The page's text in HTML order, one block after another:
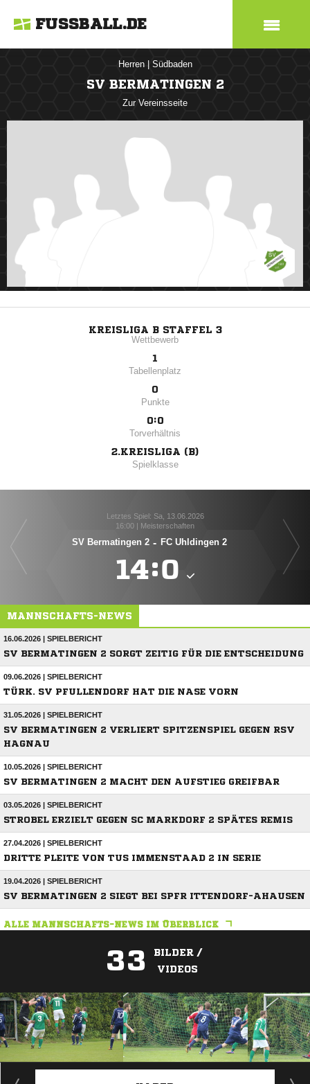
FUSSBALL.DE
Herren Südbaden
SV BERMATINGEN 2
Zur Vereinsseite
KREISLIGA B STAFFEL 3
Wettbewerb
1
Tabellenplatz
0
Punkte
0:0
Torverhältnis
2.KREISLIGA (B)
Spielklasse
Letztes Spiel: Sa, 13.06.2026
16:00 | Meisterschaften
SV Bermatingen 2 - FC Uhldingen 2
:
MANNSCHAFTS-NEWS
16.06.2026 | SPIELBERICHT
SV BERMATINGEN 2 SORGT ZEITIG FÜR DIE ENTSCHEIDUNG
09.06.2026 | SPIELBERICHT
TÜRK. SV PFULLENDORF HAT DIE NASE VORN
31.05.2026 | SPIELBERICHT
SV BERMATINGEN 2 VERLIERT SPITZENSPIEL GEGEN RSV
HAGNAU
10.05.2026 | SPIELBERICHT
SV BERMATINGEN 2 MACHT DEN AUFSTIEG GREIFBAR
03.05.2026 | SPIELBERICHT
STROBEL ERZIELT GEGEN SC MARKDORF 2 SPÄTES REMIS
27.04.2026 | SPIELBERICHT
DRITTE PLEITE VON TUS IMMENSTAAD 2 IN SERIE
19.04.2026 | SPIELBERICHT
SV BERMATINGEN 2 SIEGT BEI SPFR ITTENDORF-AHAUSEN
ALLE MANNSCHAFTS-NEWS IM ÜBERBLICK
33
BILDER /
VIDEOS
ANZEIGE